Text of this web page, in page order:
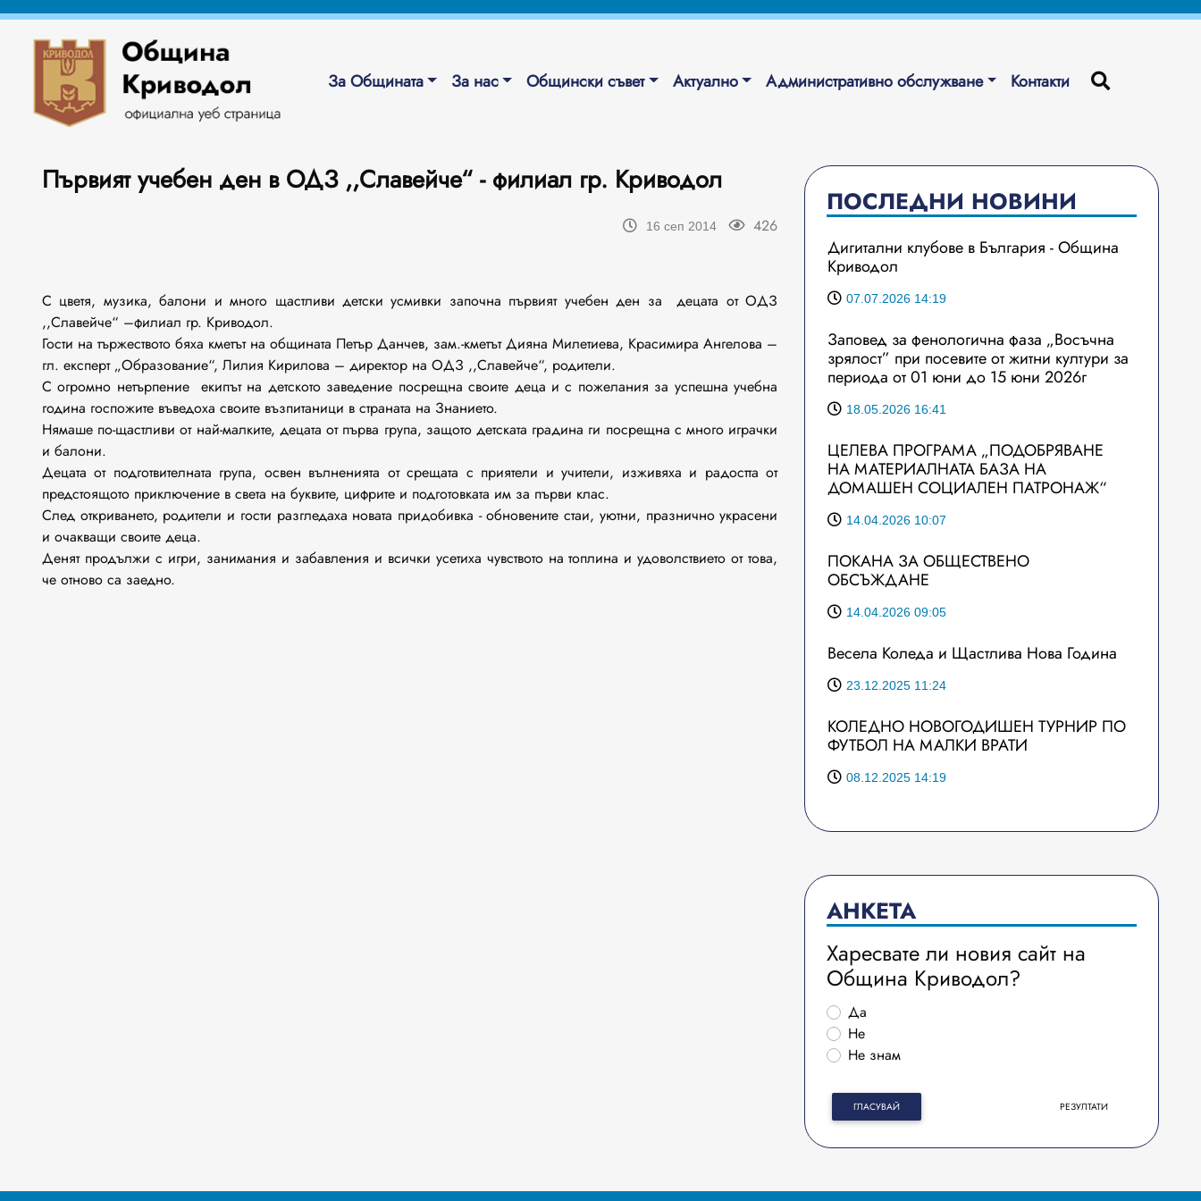
За Общината За нас Общински съвет Актуално Административно обслужване Контакти
Първият учебен ден в ОДЗ ,,Славейче“ - филиал гр. Криводол
16 сеп 2014 426
С цветя, музика, балони и много щастливи детски усмивки започна първият учебен ден за децата от ОДЗ
,,Славейче“ –филиал гр. Криводол.
Гости на тържеството бяха кметът на общината Петър Данчев, зам.-кметът Дияна Милетиева, Красимира Ангелова –
гл. експерт „Образование“, Лилия Кирилова – директор на ОДЗ ,,Славейче“, родители.
С огромно нетърпение екипът на детското заведение посрещна своите деца и с пожелания за успешна учебна
година госпожите въведоха своите възпитаници в страната на Знанието.
Нямаше по-щастливи от най-малките, децата от първа група, защото детската градина ги посрещна с много играчки
и балони.
Децата от подготвителната група, освен вълненията от срещата с приятели и учители, изживяха и радостта от
предстоящото приключение в света на буквите, цифрите и подготовката им за първи клас.
След откриването, родители и гости разгледаха новата придобивка - обновените стаи, уютни, празнично украсени
и очакващи своите деца.
Денят продължи с игри, занимания и забавления и всички усетиха чувството на топлина и удоволствието от това,
че отново са заедно.
ПОСЛЕДНИ НОВИНИ
Дигитални клубове в България - Община
Криводол
07.07.2026 14:19
Заповед за фенологична фаза „Восъчна
зрялост” при посевите от житни култури за
периода от 01 юни до 15 юни 2026г
18.05.2026 16:41
ЦЕЛЕВА ПРОГРАМА „ПОДОБРЯВАНЕ
НА МАТЕРИАЛНАТА БАЗА НА
ДОМАШЕН СОЦИАЛЕН ПАТРОНАЖ“
14.04.2026 10:07
ПОКАНА ЗА ОБЩЕСТВЕНО
ОБСЪЖДАНЕ
14.04.2026 09:05
Весела Коледа и Щастлива Нова Година
23.12.2025 11:24
КОЛЕДНО НОВОГОДИШЕН ТУРНИР ПО
ФУТБОЛ НА МАЛКИ ВРАТИ
08.12.2025 14:19
АНКЕТА
Харесвате ли новия сайт на
Община Криводол?
Да
Не
Не знам
ГЛАСУВАЙ РЕЗУЛТАТИ